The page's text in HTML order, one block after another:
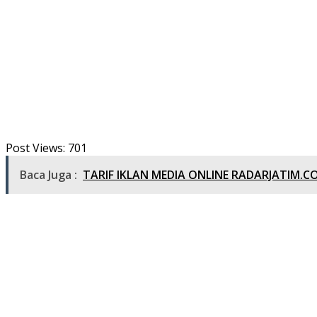
Post Views: 701
Baca Juga : TARIF IKLAN MEDIA ONLINE